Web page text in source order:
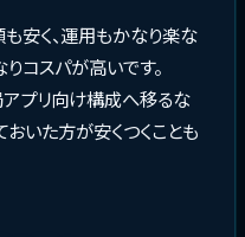
安く、運用もかなり楽な
コスパが高いです。
アプリ向け構成へ移るな
おいた方が安くつくことも